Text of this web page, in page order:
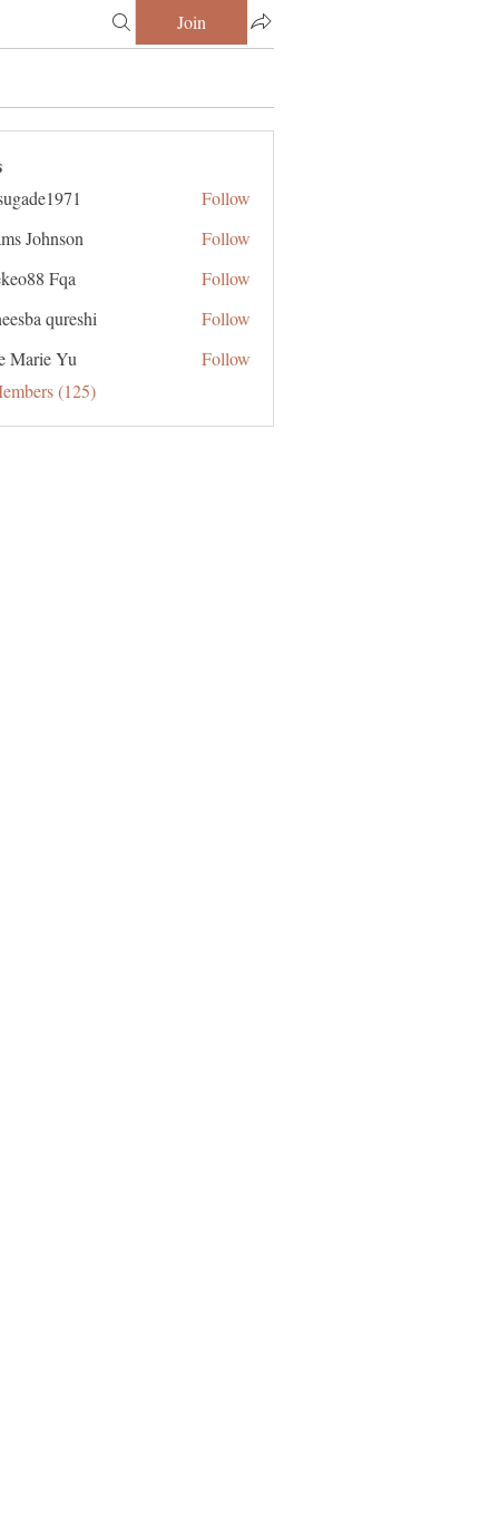
Join
Follow
Johnson
Follow
Fqa
Follow
qureshi
Follow
Marie Yu
Follow
(125)